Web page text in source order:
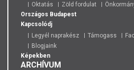
Oktatás
Zöld fordulat
Országos Budapest
Kapcsolódj
Legyél naprakész
Támogass
Blogjaink
Képekben
ARCHÍVUM